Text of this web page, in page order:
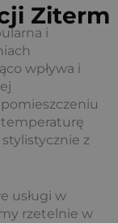
Ziterm
i
wpływa i
temperaturę
z
usługi w
rzetelnie w